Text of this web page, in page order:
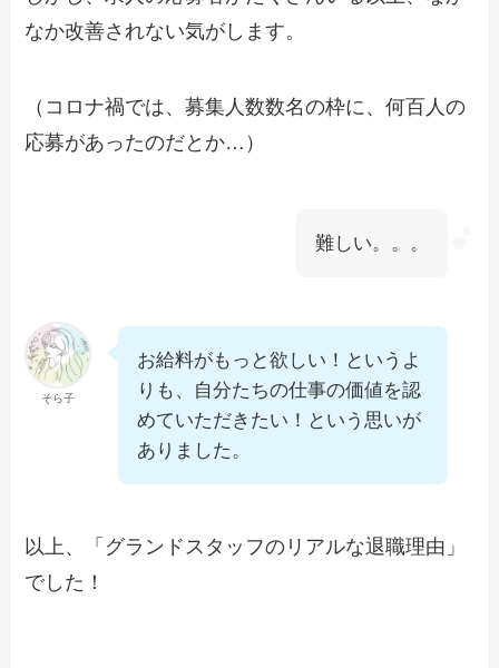
なか改善されない気がします。
（コロナ禍では、募集人数数名の枠に、何百人の
応募があったのだとか…）
難しい。。。
そら子
お給料がもっと欲しい！というよ
りも、自分たちの仕事の価値を認
めていただきたい！という思いが
ありました。
以上、「グランドスタッフのリアルな退職理由」
でした！